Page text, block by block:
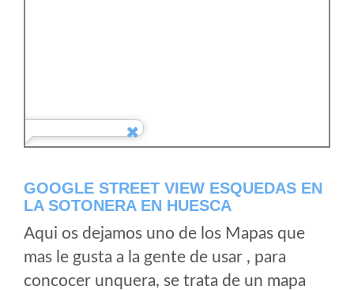
GOOGLE STREET VIEW ESQUEDAS EN
LA SOTONERA EN HUESCA
Aqui os dejamos uno de los Mapas que
mas le gusta a la gente de usar , para
concocer unquera, se trata de un mapa